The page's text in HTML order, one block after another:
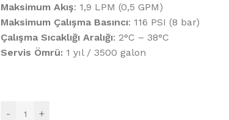
Maksimum Akış: 1,9 LPM (0,5 GPM)
Maksimum Çalışma Basıncı: 116 PSI (8 bar)
Çalışma Sıcaklığı Aralığı: 2°C – 38°C
Servis Ömrü: 1 yıl / 3500 galon
- +